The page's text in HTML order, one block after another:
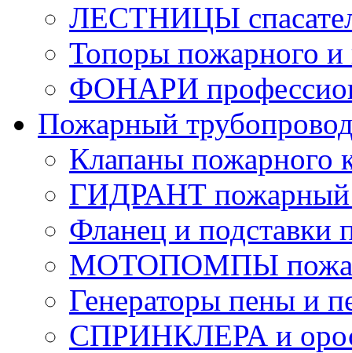
ЛЕСТНИЦЫ
Топоры пожарного и
ФОНАРИ
Пожарный
Клапаны пожарного
ГИДРАНТ пожарный
Фланец и подставки
МОТОПОМПЫ
Генераторы пены и
СПРИНКЛЕРА и